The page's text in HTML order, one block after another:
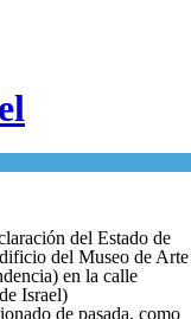
del Estado de
del Museo de Arte
en la calle
Israel)
de pasada, como